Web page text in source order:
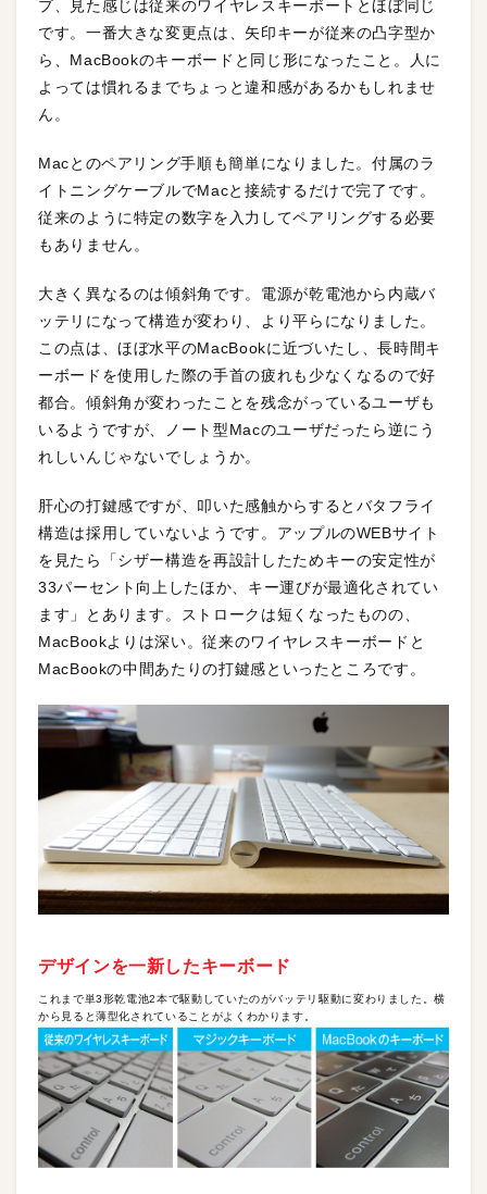
プ、見た感じは従来のワイヤレスキーボートとほぼ同じ
です。一番大きな変更点は、矢印キーが従来の凸字型か
ら、MacBookのキーボードと同じ形になったこと。人に
よっては慣れるまでちょっと違和感があるかもしれませ
ん。
Macとのペアリング手順も簡単になりました。付属のラ
イトニングケーブルでMacと接続するだけで完了です。
従来のように特定の数字を入力してペアリングする必要
もありません。
大きく異なるのは傾斜角です。電源が乾電池から内蔵バ
ッテリになって構造が変わり、より平らになりました。
この点は、ほぼ水平のMacBookに近づいたし、長時間キ
ーボードを使用した際の手首の疲れも少なくなるので好
都合。傾斜角が変わったことを残念がっているユーザも
いるようですが、ノート型Macのユーザだったら逆にう
れしいんじゃないでしょうか。
肝心の打鍵感ですが、叩いた感触からするとバタフライ
構造は採用していないようです。アップルのWEBサイト
を見たら「シザー構造を再設計したためキーの安定性が
33パーセント向上したほか、キー運びが最適化されてい
ます」とあります。ストロークは短くなったものの、
MacBookよりは深い。従来のワイヤレスキーボードと
MacBookの中間あたりの打鍵感といったところです。
デザインを一新したキーボード
これまで単3形乾電池2本で駆動していたのがバッテリ駆動に変わりました。横
から見ると薄型化されていることがよくわかります。